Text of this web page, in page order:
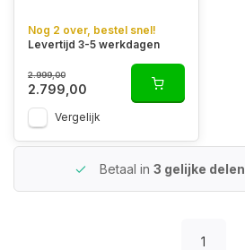
Nog 2 over, bestel snel!
Levertijd 3-5 werkdagen
2.999,00
2.799,00
Vergelijk
Betaal in 3 gelijke delen
1